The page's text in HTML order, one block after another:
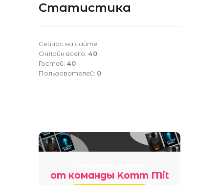
Статистика
Сейчас на сайте:
Онлайн всего: 40
Гостей: 40
Пользователей: 0
от команды Komm Mit